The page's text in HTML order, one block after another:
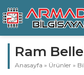
Ram
Anasayfa » Ürünler »